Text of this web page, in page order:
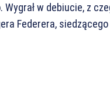
w debiucie, z
Federera,